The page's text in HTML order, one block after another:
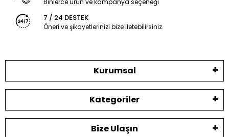
Binlerce ürün ve kampanya seçeneği
7 / 24 DESTEK
Öneri ve şikayetlerinizi bize iletebilirsiniz.
Kurumsal
Kategoriler
Bize Ulaşın